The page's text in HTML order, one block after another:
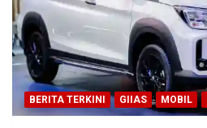
BERITA TERKINI GIIAS MOBIL